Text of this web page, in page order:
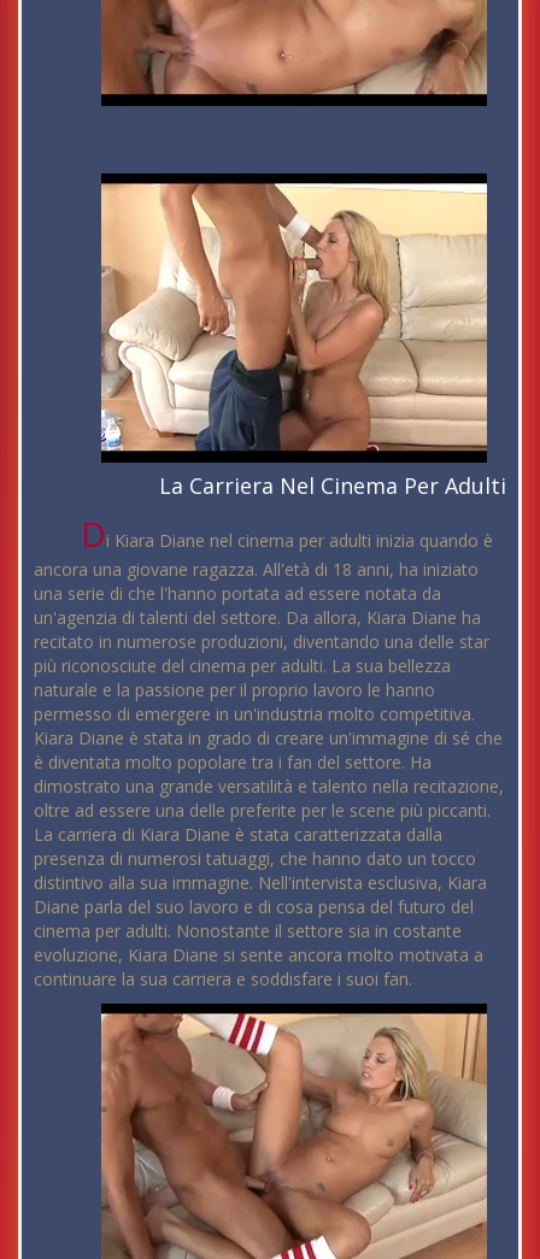
La Carriera Nel Cinema Per Adulti
Di Kiara Diane nel cinema per adulti inizia quando è
ancora una giovane ragazza. All'età di 18 anni, ha iniziato
una serie di che l'hanno portata ad essere notata da
un'agenzia di talenti del settore. Da allora, Kiara Diane ha
recitato in numerose produzioni, diventando una delle star
più riconosciute del cinema per adulti. La sua bellezza
naturale e la passione per il proprio lavoro le hanno
permesso di emergere in un'industria molto competitiva.
Kiara Diane è stata in grado di creare un'immagine di sé che
è diventata molto popolare tra i fan del settore. Ha
dimostrato una grande versatilità e talento nella recitazione,
oltre ad essere una delle preferite per le scene più piccanti.
La carriera di Kiara Diane è stata caratterizzata dalla
presenza di numerosi tatuaggi, che hanno dato un tocco
distintivo alla sua immagine. Nell'intervista esclusiva, Kiara
Diane parla del suo lavoro e di cosa pensa del futuro del
cinema per adulti. Nonostante il settore sia in costante
evoluzione, Kiara Diane si sente ancora molto motivata a
continuare la sua carriera e soddisfare i suoi fan.